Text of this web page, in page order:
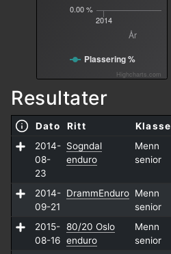
År
2014
0.00 %
Plassering %
Highcharts.com
Resultater
Dato Ritt Klasse
2014-
08-
23
Sogndal
enduro
Menn
senior
2014-
09-21
DrammEnduro Menn
senior
2015-
08-16
80/20 Oslo
enduro
Menn
senior